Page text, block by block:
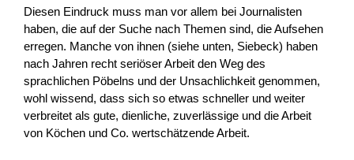
Diesen Eindruck muss man vor allem bei Journalisten
haben, die auf der Suche nach Themen sind, die Aufsehen
erregen. Manche von ihnen (siehe unten, Siebeck) haben
nach Jahren recht seriöser Arbeit den Weg des
sprachlichen Pöbelns und der Unsachlichkeit genommen,
wohl wissend, dass sich so etwas schneller und weiter
verbreitet als gute, dienliche, zuverlässige und die Arbeit
von Köchen und Co. wertschätzende Arbeit.